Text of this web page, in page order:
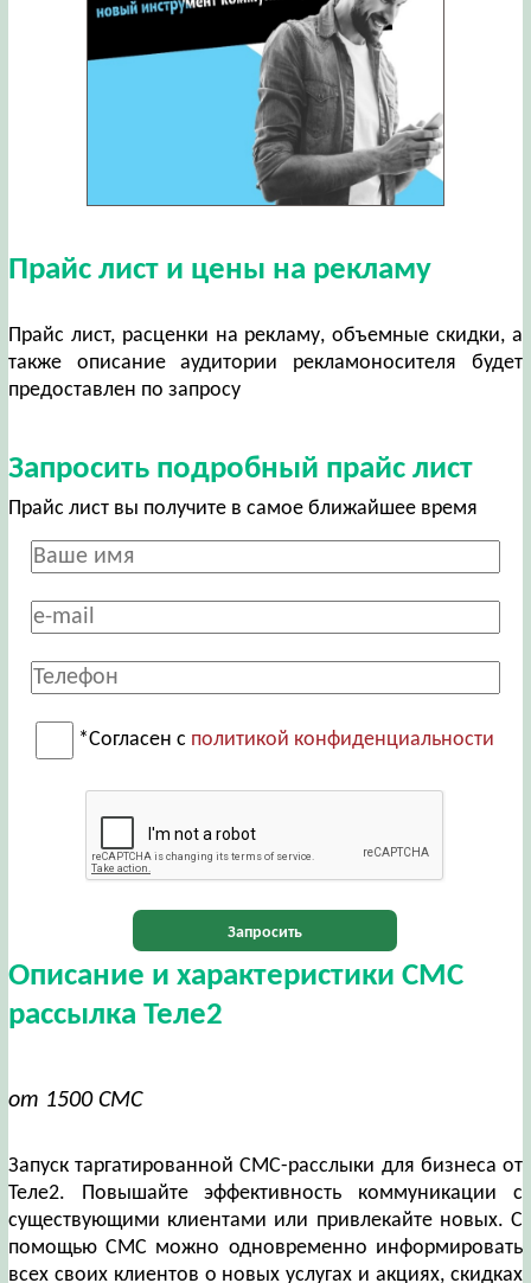
Прайс лист и цены на рекламу
Прайс лист, расценки на рекламу, объемные скидки, а
также описание аудитории рекламоносителя будет
предоставлен по запросу
Запросить подробный прайс лист
Прайс лист вы получите в самое ближайшее время
*Согласен с политикой конфиденциальности
Запросить
Описание и характеристики СМС
рассылка Теле2
от 1500 СМС
Запуск таргатированной СМС-расслыки для бизнеса от
Теле2. Повышайте эффективность коммуникации с
существующими клиентами или привлекайте новых. С
помощью СМС можно одновременно информировать
всех своих клиентов о новых услугах и акциях, скидках